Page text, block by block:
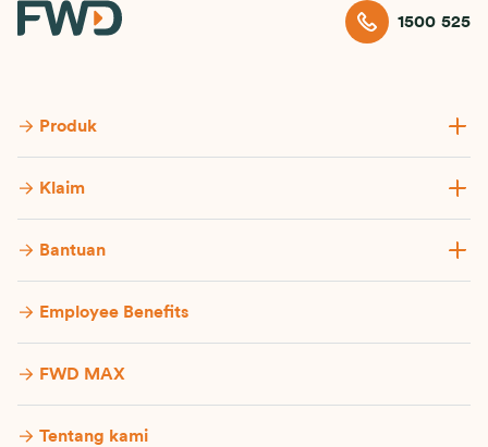
1500 525
Produk
Klaim
Bantuan
Employee Benefits
FWD MAX
Tentang kami